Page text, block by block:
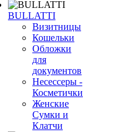
BULLATTI
Визитницы
Кошельки
Обложки
для
документов
Несессеры -
Косметички
Женские
Сумки и
Клатчи